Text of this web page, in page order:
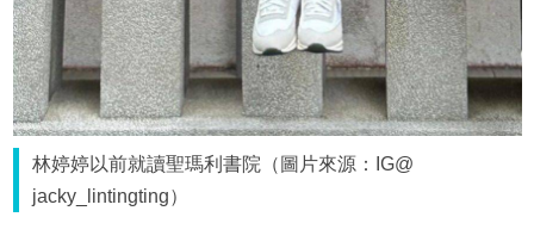
林婷婷以前就讀聖瑪利書院（圖片來源：IG@
jacky_lintingting）